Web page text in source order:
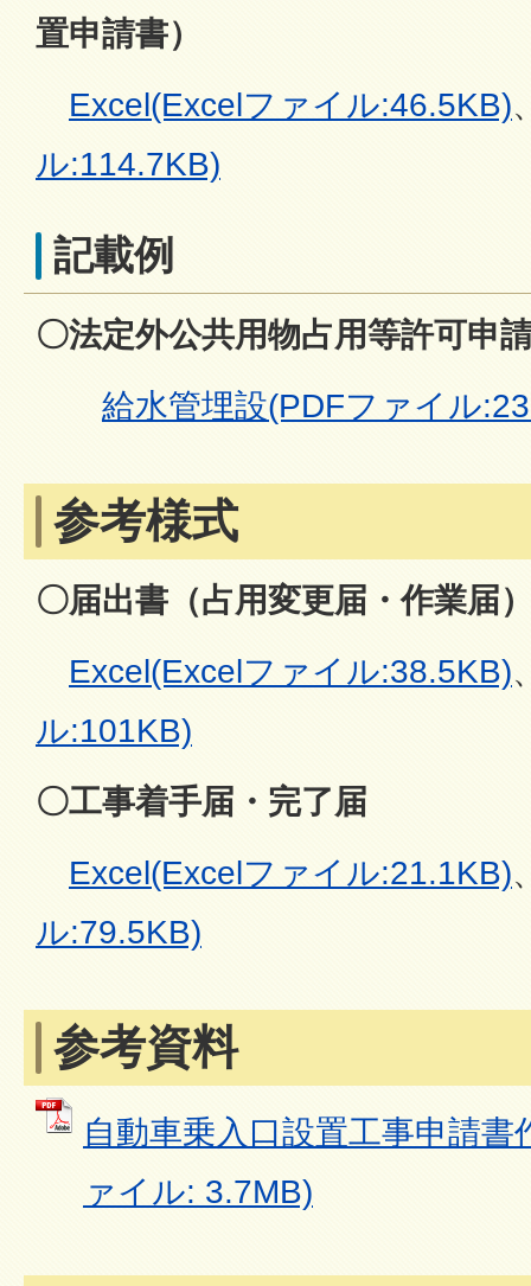
置申請書）
Excel(Excelファイル:46.5KB)
ル:114.7KB)
記載例
〇法定外公共用物占用等許可申
給水管埋設(PDFファイル
参考様式
〇届出書（占用変更届・作業届
Excel(Excelファイル:38.5KB)
ル:101KB)
〇工事着手届・完了届
Excel(Excelファイル:21.1KB)
ル:79.5KB)
参考資料
自動車乗入口設置工事申請
ァイル: 3.7MB)